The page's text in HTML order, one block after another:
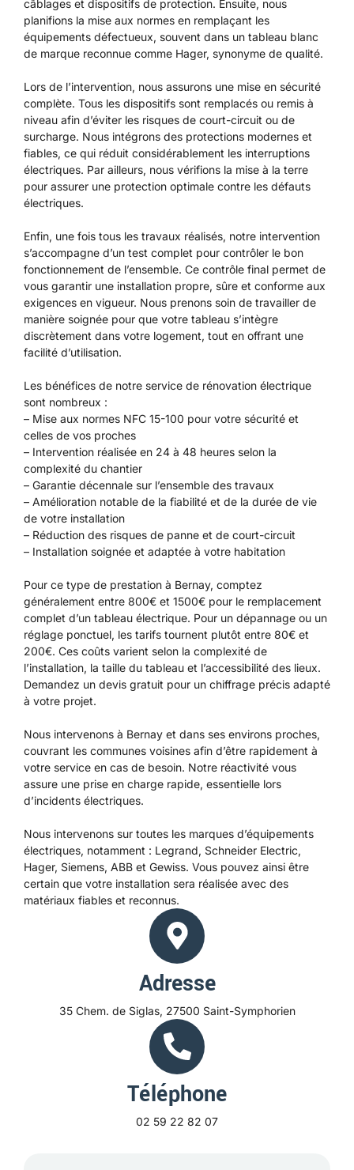
câblages et dispositifs de protection. Ensuite, nous
planifions la mise aux normes en remplaçant les
équipements défectueux, souvent dans un tableau blanc
de marque reconnue comme Hager, synonyme de qualité.
Lors de l’intervention, nous assurons une mise en sécurité
complète. Tous les dispositifs sont remplacés ou remis à
niveau afin d’éviter les risques de court-circuit ou de
surcharge. Nous intégrons des protections modernes et
fiables, ce qui réduit considérablement les interruptions
électriques. Par ailleurs, nous vérifions la mise à la terre
pour assurer une protection optimale contre les défauts
électriques.
Enfin, une fois tous les travaux réalisés, notre intervention
s’accompagne d’un test complet pour contrôler le bon
fonctionnement de l’ensemble. Ce contrôle final permet de
vous garantir une installation propre, sûre et conforme aux
exigences en vigueur. Nous prenons soin de travailler de
manière soignée pour que votre tableau s’intègre
discrètement dans votre logement, tout en offrant une
facilité d’utilisation.
Les bénéfices de notre service de rénovation électrique
sont nombreux :
– Mise aux normes NFC 15-100 pour votre sécurité et
celles de vos proches
– Intervention réalisée en 24 à 48 heures selon la
complexité du chantier
– Garantie décennale sur l’ensemble des travaux
– Amélioration notable de la fiabilité et de la durée de vie
de votre installation
– Réduction des risques de panne et de court-circuit
– Installation soignée et adaptée à votre habitation
Pour ce type de prestation à Bernay, comptez
généralement entre 800€ et 1500€ pour le remplacement
complet d’un tableau électrique. Pour un dépannage ou un
réglage ponctuel, les tarifs tournent plutôt entre 80€ et
200€. Ces coûts varient selon la complexité de
l’installation, la taille du tableau et l’accessibilité des lieux.
Demandez un devis gratuit pour un chiffrage précis adapté
à votre projet.
Nous intervenons à Bernay et dans ses environs proches,
couvrant les communes voisines afin d’être rapidement à
votre service en cas de besoin. Notre réactivité vous
assure une prise en charge rapide, essentielle lors
d’incidents électriques.
Nous intervenons sur toutes les marques d’équipements
électriques, notamment : Legrand, Schneider Electric,
Hager, Siemens, ABB et Gewiss. Vous pouvez ainsi être
certain que votre installation sera réalisée avec des
matériaux fiables et reconnus.
Adresse
35 Chem. de Siglas, 27500 Saint-Symphorien
Téléphone
02 59 22 82 07